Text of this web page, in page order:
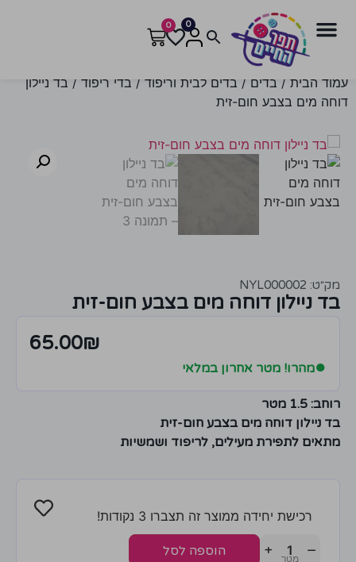
0
0
עמוד הבית / בדים / בדים לבית וריפוד / בדי ריפוד / בד ניילון
דוחה מים בצבע חום-זית
מק״ט: NYL000002
בד ניילון דוחה מים בצבע חום-זית
65.00₪
●מהרו! מטר אחרון במלאי
רוחב: 1.5 מטר
בד ניילון דוחה מים בצבע חום-זית
מתאים לתפירת מעילים, לריפוד ושמשיות
רכישת יחידה ממוצר זה תצברו 3 נקודות!
−
+ הוספה לסל